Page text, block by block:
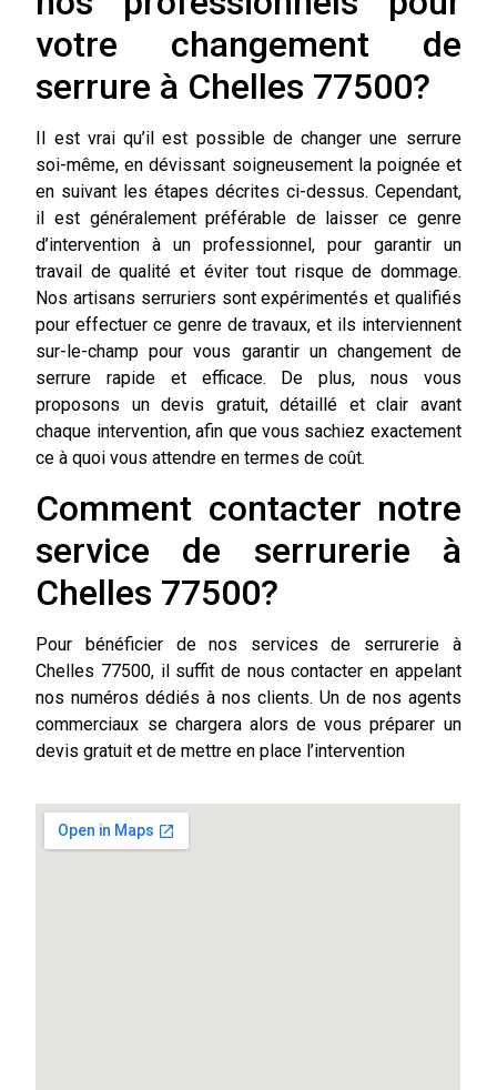
votre changement de
serrure à Chelles 77500?
Il est vrai qu’il est possible de changer une serrure
soi-même, en dévissant soigneusement la poignée et
en suivant les étapes décrites ci-dessus. Cependant,
il est généralement préférable de laisser ce genre
d’intervention à un professionnel, pour garantir un
travail de qualité et éviter tout risque de dommage.
Nos artisans serruriers sont expérimentés et qualifiés
pour effectuer ce genre de travaux, et ils interviennent
sur-le-champ pour vous garantir un changement de
serrure rapide et efficace. De plus, nous vous
proposons un devis gratuit, détaillé et clair avant
chaque intervention, afin que vous sachiez exactement
ce à quoi vous attendre en termes de coût.
Comment contacter notre
service de serrurerie à
Chelles 77500?
Pour bénéficier de nos services de serrurerie à
Chelles 77500, il suffit de nous contacter en appelant
nos numéros dédiés à nos clients. Un de nos agents
commerciaux se chargera alors de vous préparer un
devis gratuit et de mettre en place l’intervention